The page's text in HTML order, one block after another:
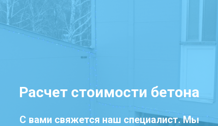
Расчет стоимости бетона
С вами свяжется наш специалист. Мы